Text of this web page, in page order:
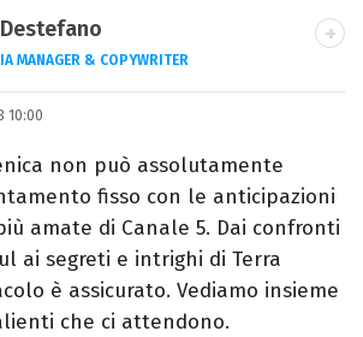
MANAGER & COPYWRITER
smisurata per le serie TV.
Cinema, Televisione e New Media,
e scrittura sono il mio
preferito.
10:00
non può assolutamente
fisso con le anticipazioni
amate di Canale 5. Dai confronti
ai segreti e intrighi di Terra
è assicurato. Vediamo insieme
che ci attendono.